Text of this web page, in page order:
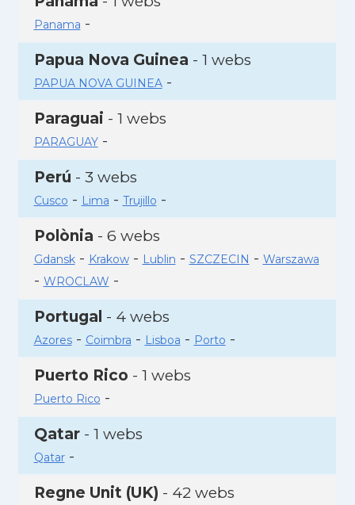
Panama -
Papua Nova Guinea - 1 webs
PAPUA NOVA GUINEA-
Paraguai - 1 webs
PARAGUAY-
Perú - 3 webs
Cusco - Lima - Trujillo -
Polònia - 6 webs
Gdansk- Krakow- Lublin - SZCZECIN - Warszawa
- WROCLAW -
Portugal - 4 webs
Azores- Coimbra - Lisboa - Porto -
Puerto Rico - 1 webs
Puerto Rico -
Qatar- 1 webs
Qatar-
Regne Unit (UK) - 42 webs